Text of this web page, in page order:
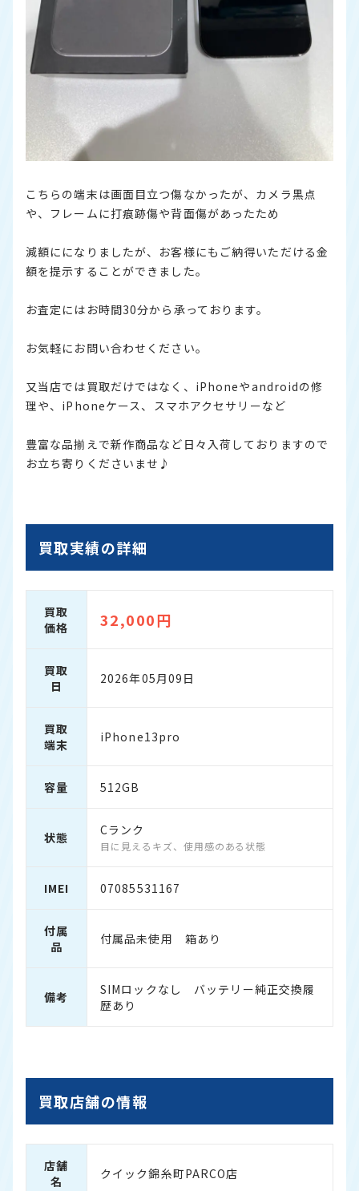
こちらの端末は画面目立つ傷なかったが、カメラ黒点
や、フレームに打痕跡傷や背面傷があったため
減額にになりましたが、お客様にもご納得いただける金
額を提示することができました。
お査定にはお時間30分から承っております。
お気軽にお問い合わせください。
又当店では買取だけではなく、iPhoneやandroidの修
理や、iPhoneケース、スマホアクセサリーなど
豊富な品揃えで新作商品など日々入荷しておりますので
お立ち寄りくださいませ♪
買取実績の詳細
買取
価格
32,000円
買取
日
2026年05月09日
買取
端末
iPhone13pro
容量 512GB
状態 Cランク
目に見えるキズ、使用感のある状態
IMEI 07085531167
付属
品
付属品未使用 箱あり
備考
SIMロックなし バッテリー純正交換履
歴あり
買取店舗の情報
店舗
名
クイック錦糸町PARCO店